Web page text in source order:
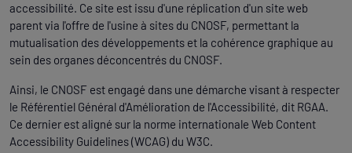
accessibilité. Ce site est issu d'une réplication d'un site web
parent via l'offre de l'usine à sites du CNOSF, permettant la
mutualisation des développements et la cohérence graphique au
sein des organes déconcentrés du CNOSF.
Ainsi, le CNOSF est engagé dans une démarche visant à respecter
le Référentiel Général d'Amélioration de l'Accessibilité, dit RGAA.
Ce dernier est aligné sur la norme internationale Web Content
Accessibility Guidelines (WCAG) du W3C.